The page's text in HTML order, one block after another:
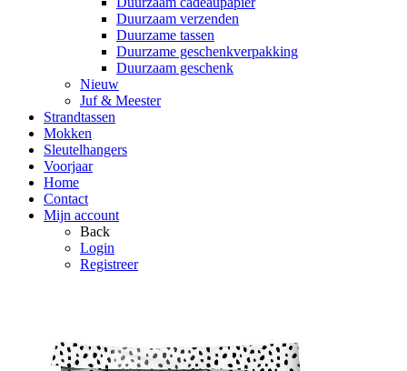
Duurzaam verzenden
Duurzame tassen
Duurzame geschenkverpakking
Duurzaam geschenk
Nieuw
Juf & Meester
Strandtassen
Mokken
Sleutelhangers
Voorjaar
Home
Contact
Mijn account
Back
Login
Registreer